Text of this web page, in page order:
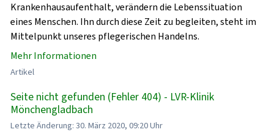
Krankenhausaufenthalt, verändern die Lebenssituation
eines Menschen. Ihn durch diese Zeit zu begleiten, steht im
Mittelpunkt unseres pflegerischen Handelns.
Mehr Informationen
Artikel
Seite nicht gefunden (Fehler 404) - LVR-Klinik
Mönchengladbach
Letzte Änderung: 30. März 2020, 09:20 Uhr